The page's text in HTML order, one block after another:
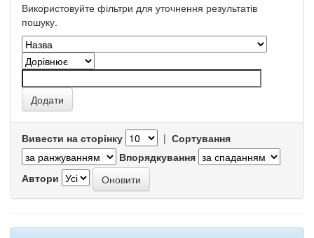
Використовуйте фільтри для уточнення результатів
пошуку.
Вивести на сторінку | Сортування
Впорядкування
Автори